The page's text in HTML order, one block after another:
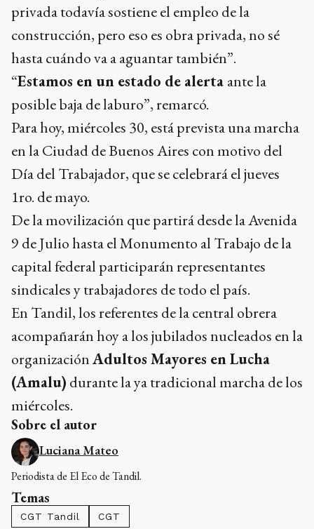
privada todavía sostiene el empleo de la
construcción, pero eso es obra privada, no sé
hasta cuándo va a aguantar también”.
“Estamos en un estado de alerta ante la
posible baja de laburo”, remarcó.
Para hoy, miércoles 30, está prevista una marcha
en la Ciudad de Buenos Aires con motivo del
Día del Trabajador, que se celebrará el jueves
1ro. de mayo.
De la movilización que partirá desde la Avenida
9 de Julio hasta el Monumento al Trabajo de la
capital federal participarán representantes
sindicales y trabajadores de todo el país.
En Tandil, los referentes de la central obrera
acompañarán hoy a los jubilados nucleados en la
organizaciónAdultos Mayores en Lucha
(Amalu) durante la ya tradicional marcha de los
miércoles.
Sobre el autor
Luciana Mateo
Periodista de El Eco de Tandil.
Temas
CGT Tandil CGT